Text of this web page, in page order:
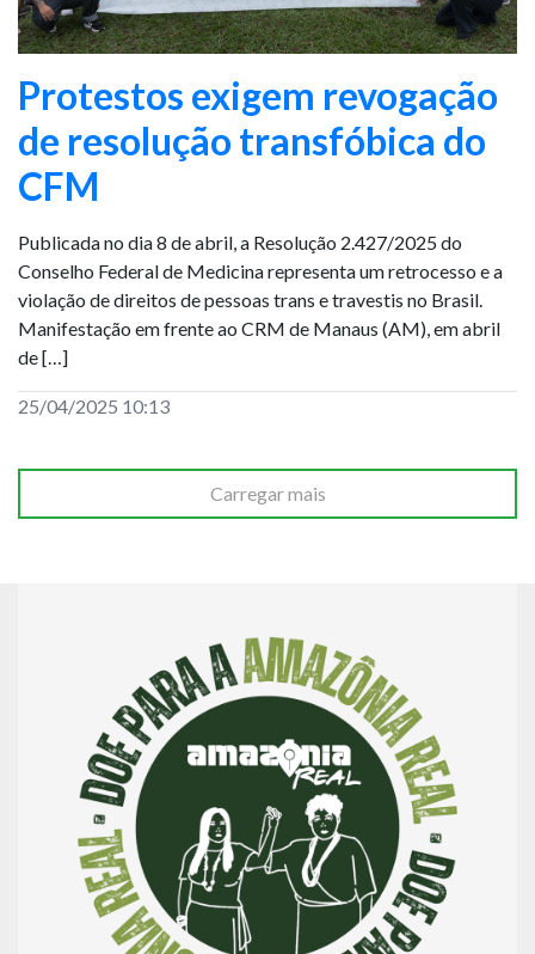
Protestos exigem revogação
de resolução transfóbica do
CFM
Publicada no dia 8 de abril, a Resolução 2.427/2025 do
Conselho Federal de Medicina representa um retrocesso e a
violação de direitos de pessoas trans e travestis no Brasil.
Manifestação em frente ao CRM de Manaus (AM), em abril
de […]
25/04/2025 10:13
Carregar mais